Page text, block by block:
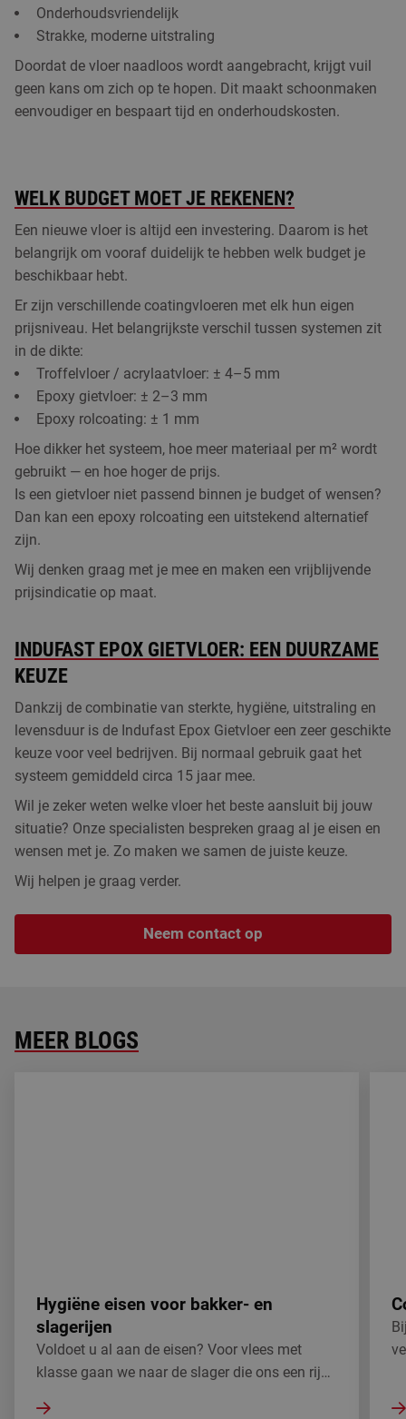
Onderhoudsvriendelijk
Strakke, moderne uitstraling
Doordat de vloer naadloos wordt aangebracht, krijgt vuil
geen kans om zich op te hopen. Dit maakt schoonmaken
eenvoudiger en bespaart tijd en onderhoudskosten.
WELK BUDGET MOET JE REKENEN?
Een nieuwe vloer is altijd een investering. Daarom is het
belangrijk om vooraf duidelijk te hebben welk budget je
beschikbaar hebt.
Er zijn verschillende coatingvloeren met elk hun eigen
prijsniveau. Het belangrijkste verschil tussen systemen zit
in de dikte:
Troffelvloer / acrylaatvloer: ± 4–5 mm
Epoxy gietvloer: ± 2–3 mm
Epoxy rolcoating: ± 1 mm
Hoe dikker het systeem, hoe meer materiaal per m² wordt
gebruikt — en hoe hoger de prijs.
Is een gietvloer niet passend binnen je budget of wensen?
Dan kan een epoxy rolcoating een uitstekend alternatief
zijn.
Wij denken graag met je mee en maken een vrijblijvende
prijsindicatie op maat.
INDUFAST EPOX GIETVLOER: EEN DUURZAME
KEUZE
Dankzij de combinatie van sterkte, hygiëne, uitstraling en
levensduur is de Indufast Epox Gietvloer een zeer geschikte
keuze voor veel bedrijven. Bij normaal gebruik gaat het
systeem gemiddeld circa 15 jaar mee.
Wil je zeker weten welke vloer het beste aansluit bij jouw
situatie? Onze specialisten bespreken graag al je eisen en
wensen met je. Zo maken we samen de juiste keuze.
Wij helpen je graag verder.
Neem contact op
MEER BLOGS
Hygiëne eisen voor bakker- en
slagerijen
Voldoet u al aan de eisen? Voor vlees met
klasse gaan we naar de slager die ons een rijk